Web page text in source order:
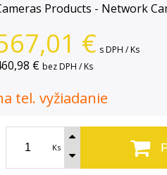
Products - Network
€ s DPH / Ks
€ bez DPH / Ks
tel. vyžiadanie
Ks